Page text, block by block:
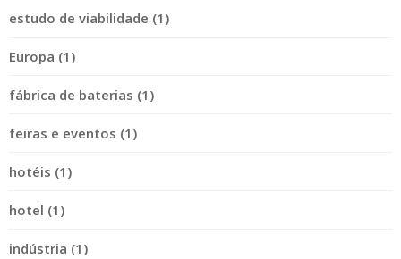
estudo de viabilidade (1)
Europa (1)
fábrica de baterias (1)
feiras e eventos (1)
hotéis (1)
hotel (1)
indústria (1)